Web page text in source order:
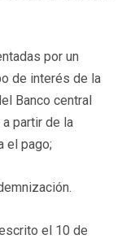
por un
de interés de la
Banco central
partir de la
el pago;
el 10 de